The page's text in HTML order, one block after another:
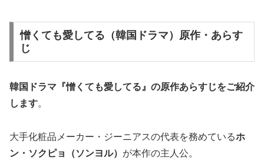
憎くても愛してる（韓国ドラマ）原作・あらす
じ
韓国ドラマ『憎くても愛してる』の原作あらすじをご紹介
します。
大手化粧品メーカー・ジーニアスの代表を務めているホ
ン・ソクピョ（ソンヨル） が本作の主人公。